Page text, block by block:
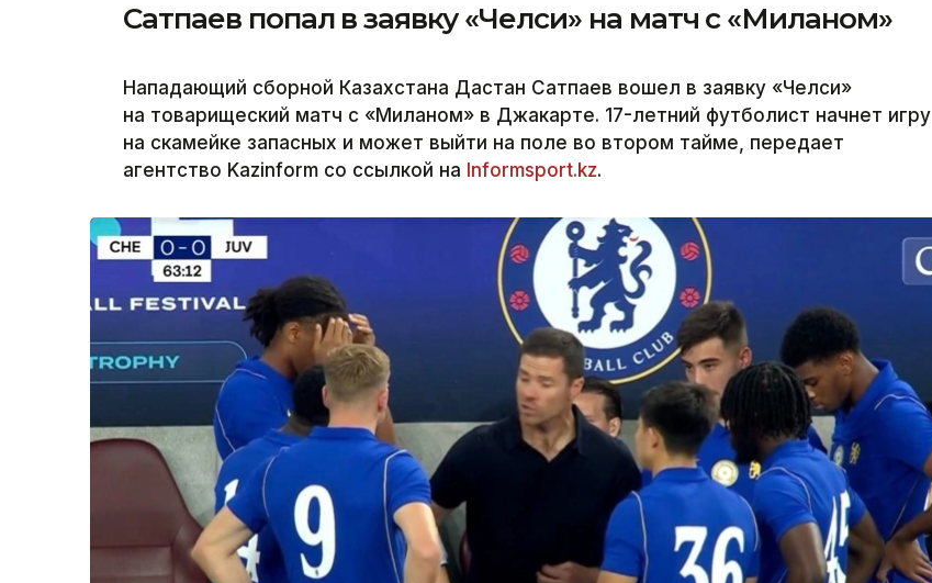
Сатпаев попал в заявку «Челси» на матч с «Миланом»
Нападающий сборной Казахстана Дастан Сатпаев вошел в заявку «Челси»
на товарищеский матч с «Миланом» в Джакарте. 17-летний футболист начнет игру
на скамейке запасных и может выйти на поле во втором тайме, передает
агентство Kazinform со ссылкой на Informsport.kz.